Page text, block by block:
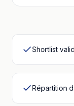
Shortlist
Répartition